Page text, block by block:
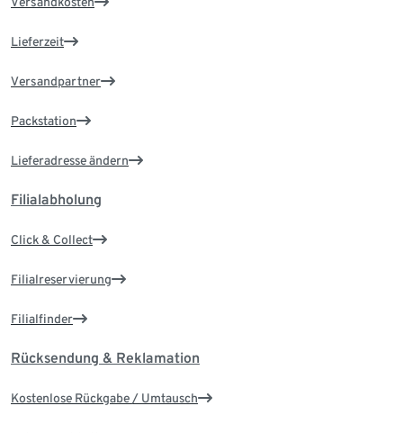
Lieferzeit
Versandpartner
Packstation
Lieferadresse ändern
Filialabholung
Click & Collect
Filialreservierung
Filialfinder
Rücksendung & Reklamation
Kostenlose Rückgabe / Umtausch